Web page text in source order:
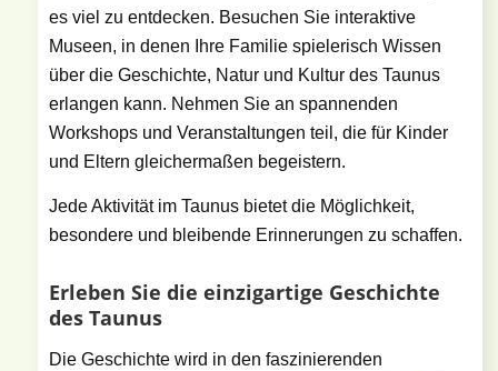
es viel zu entdecken. Besuchen Sie interaktive
Museen, in denen Ihre Familie spielerisch Wissen
über die Geschichte, Natur und Kultur des Taunus
erlangen kann. Nehmen Sie an spannenden
Workshops und Veranstaltungen teil, die für Kinder
und Eltern gleichermaßen begeistern.
Jede Aktivität im Taunus bietet die Möglichkeit,
besondere und bleibende Erinnerungen zu schaffen.
Erleben Sie die einzigartige Geschichte
des Taunus
Die Geschichte wird in den faszinierenden